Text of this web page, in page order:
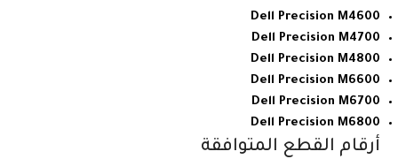
Dell Precision M4600
Dell Precision M4700
Dell Precision M4800
Dell Precision M6600
Dell Precision M6700
Dell Precision M6800
أرقام القطع المتوافقة